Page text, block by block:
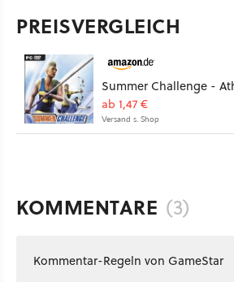
PREISVERGLEICH
Summer Challenge -
ab 1,47 €
Versand s. Shop
KOMMENTARE (3)
Kommentar-Regeln von GameStar